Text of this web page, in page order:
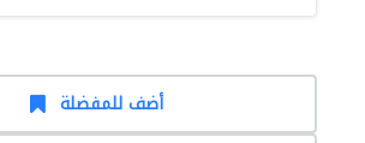
أضف للمفضلة